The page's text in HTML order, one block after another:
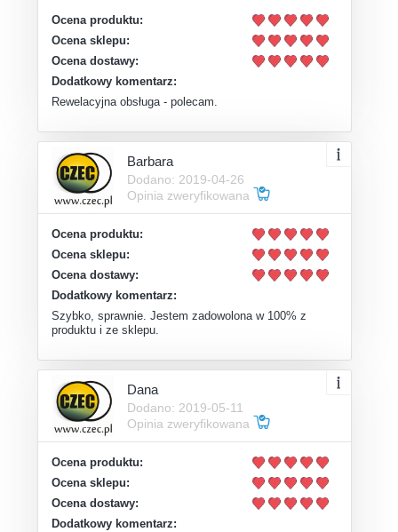
Ocena produktu:
Ocena sklepu:
Ocena dostawy:
Dodatkowy komentarz:
Rewelacyjna obsługa - polecam.
Barbara
Dodano: 2019-04-26
Opinia zweryfikowana
Ocena produktu:
Ocena sklepu:
Ocena dostawy:
Dodatkowy komentarz:
Szybko, sprawnie. Jestem zadowolona w 100% z
produktu i ze sklepu.
Dana
Dodano: 2019-05-11
Opinia zweryfikowana
Ocena produktu:
Ocena sklepu:
Ocena dostawy:
Dodatkowy komentarz: